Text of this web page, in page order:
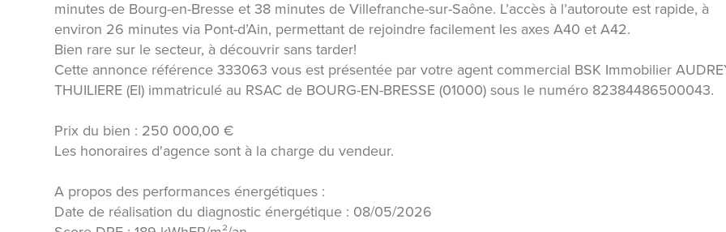
minutes de Bourg-en-Bresse et 38 minutes de Villefranche-sur-Saône. L’accès à l’autoroute est rapide, à
environ 26 minutes via Pont-d’Ain, permettant de rejoindre facilement les axes A40 et A42.
Bien rare sur le secteur, à découvrir sans tarder!
Cette annonce référence 333063 vous est présentée par votre agent commercial BSK Immobilier
THUILIERE (EI) immatriculé au RSAC de BOURG-EN-BRESSE (01000) sous le numéro 82384486500043.
Prix du bien : 250 000,00 €
Les honoraires d'agence sont à la charge du vendeur.
A propos des performances énergétiques :
Date de réalisation du diagnostic énergétique : 08/05/2026